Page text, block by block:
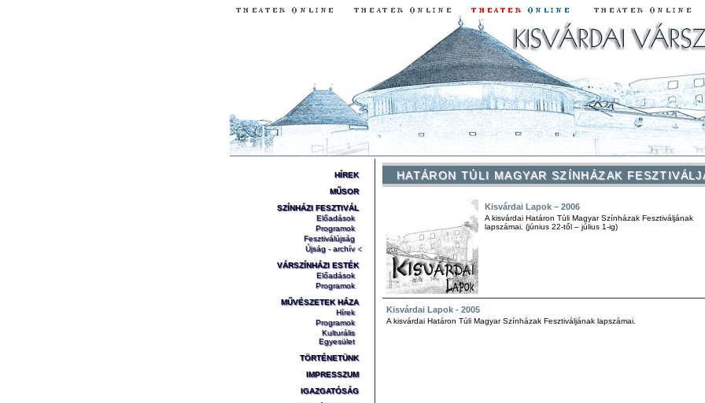
HÍREK
MŰSOR
SZÍNHÁZI FESZTIVÁL
Előadások
Programok
Fesztiválújság
Újság - archív
VÁRSZÍNHÁZI ESTÉK
Előadások
Programok
MŰVÉSZETEK HÁZA
Hírek
Programok
Kulturális
Egyesület
TÖRTÉNETÜNK
IMPRESSZUM
IGAZGATÓSÁG
HATÁRON TÚLI MAGYAR SZÍNHÁZAK
Kisvárdai Lapok – 2006
A kisvárdai Határon Túli Magyar Színházak Fesztiváljának
lapszámai. (június 22-től – július 1-ig)
Kisvárdai Lapok - 2005
A kisvárdai Határon Túli Magyar Színházak Fesztiváljának lapszámai.